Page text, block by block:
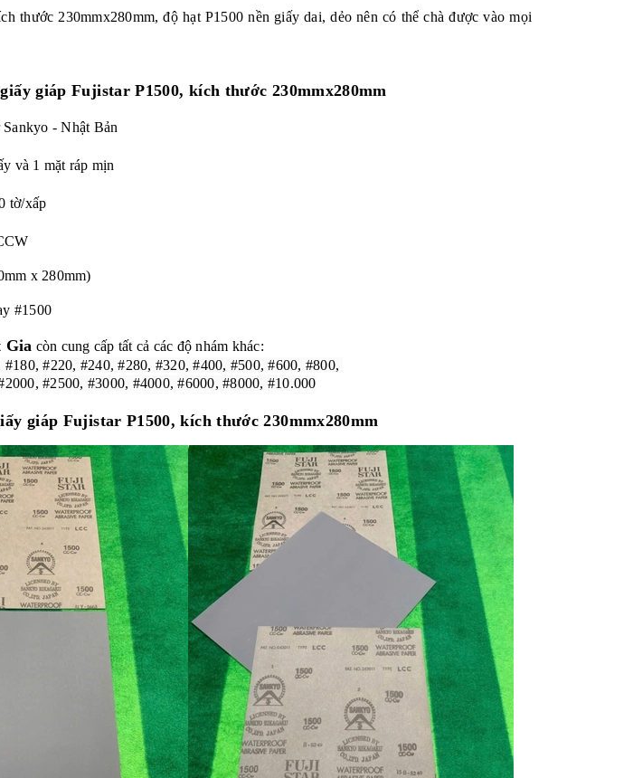
thước 230mmx280mm, độ hạt P1500 nền giấy dai, dẻo nên có thể chà được vào mọi
giáp Fujistar P1500, kích thước 230mmx280mm
- Nhật Bản
và 1 mặt ráp mịn
tờ/xấp
x 280mm)
#1500
Gia còn cung cấp tất cả các độ nhám khác:
#220, #240, #280, #320, #400, #500, #600, #800,
#2500, #3000, #4000, #6000, #8000, #10.000
giáp Fujistar P1500, kích thước 230mmx280mm